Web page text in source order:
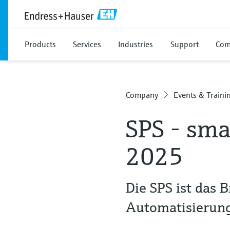
Products Services Industries Support
Company Events &
SPS -
2025
Die SPS ist das